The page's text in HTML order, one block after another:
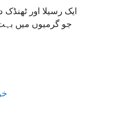
جو گرمیوں میں بہت